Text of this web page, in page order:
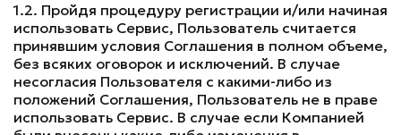
1.2. Пройдя процедуру регистрации и/или начиная
использовать Сервис, Пользователь считается
принявшим условия Соглашения в полном объеме,
без всяких оговорок и исключений. В случае
несогласия Пользователя с какими-либо из
положений Соглашения, Пользователь не в праве
использовать Сервис. В случае если Компанией